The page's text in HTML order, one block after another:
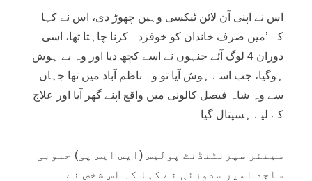
اس نے اپنی آن لائن ٹیکسی وہیں چھوڑ دی، اس نے کہا
کہ ’میں صرف خاندان کو خوفزدہ کرنا چاہتا تھا، اسی
دوران 4 لوگ آئے جنہوں نے اسے کچھ دیا اور وہ بے ہوش
ہوگیا، جب اسے ہوش آیا تو وہ ناظم آباد میں تھا جہاں
سے وہ شاہ فیصل کالونی میں واقع اپنے گھر آیا اور علاج
کے لیے ہسپتال گیا۔
سینئر سپرنٹنڈنٹ پولیس (ایس ایس پی) جنوبی
ساجد امیر سدوزئی نے کہا کہ اس شخص نے